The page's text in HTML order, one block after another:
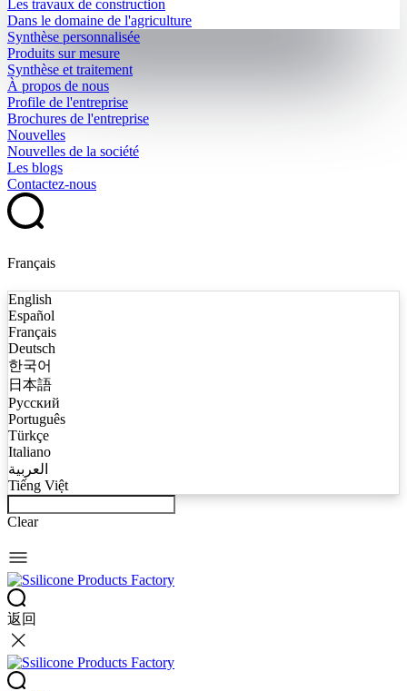
Les travaux de construction
Dans le domaine de l'agriculture
Synthèse personnalisée
Produits sur mesure
Synthèse et traitement
À propos de nous
Profile de l'entreprise
Brochures de l'entreprise
Nouvelles
Nouvelles de la société
Les blogs
Contactez-nous
Français
English
Español
Français
Deutsch
한국어
日本語
Русский
Português
Türkçe
Italiano
العربية
Tiếng Việt
Clear
返回